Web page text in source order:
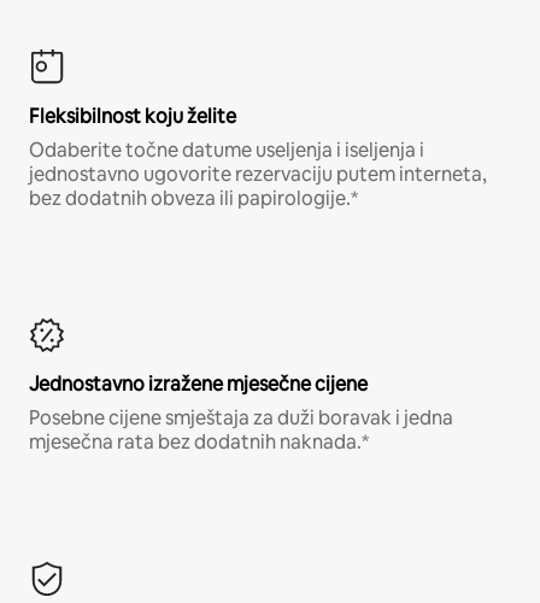
Fleksibilnost koju želite
Odaberite točne datume useljenja i iseljenja i
jednostavno ugovorite rezervaciju putem interneta,
bez dodatnih obveza ili papirologije.*
Jednostavno izražene mjesečne cijene
Posebne cijene smještaja za duži boravak i jedna
mjesečna rata bez dodatnih naknada.*